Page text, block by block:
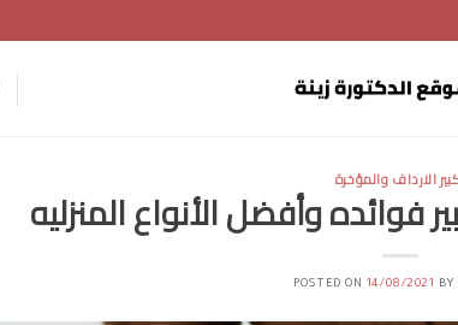
الارداف والمؤخرة
فوائده وأفضل الأنواع المنزليه
POSTED ON 14/08/2021 BY